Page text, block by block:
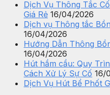
Dịch Vụ Thông Tắc
Giá Rẻ 16/04/2026
Dịch vụ Thông tắc
16/04/2026
Hướng Dẫn Thông
16/04/2026
Hút hầm cầu: Quy
Cách Xử Lý Sự Cố 16/
Dịch Vụ Hút Bể Phốt